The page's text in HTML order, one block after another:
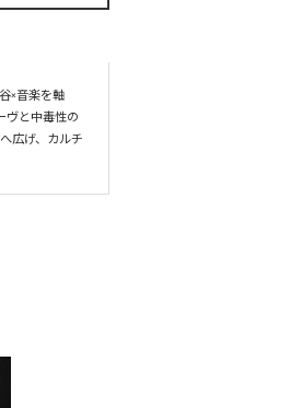
×音楽を軸
ヴと中毒性の
広げ、カルチ